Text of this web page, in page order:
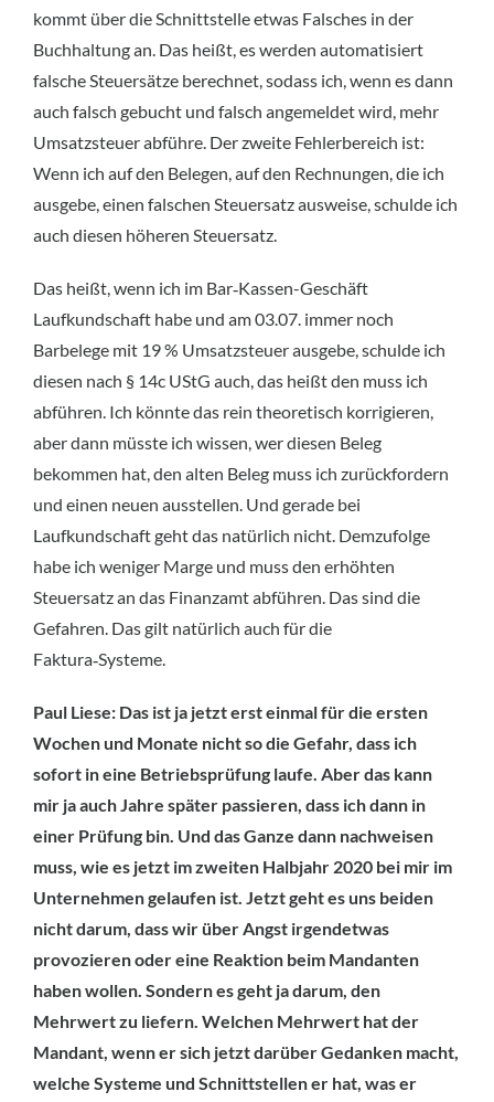
kommt über die Schnittstelle etwas Falsches in der
Buchhaltung an. Das heißt, es werden automatisiert
falsche Steuersätze berechnet, sodass ich, wenn es dann
auch falsch gebucht und falsch angemeldet wird, mehr
Umsatzsteuer abführe. Der zweite Fehlerbereich ist:
Wenn ich auf den Belegen, auf den Rechnungen, die ich
ausgebe, einen falschen Steuersatz ausweise, schulde ich
auch diesen höheren Steuersatz.
Das heißt, wenn ich im Bar‑Kassen-Geschäft
Laufkundschaft habe und am 03.07. immer noch
Barbelege mit 19 % Umsatzsteuer ausgebe, schulde ich
diesen nach § 14c UStG auch, das heißt den muss ich
abführen. Ich könnte das rein theoretisch korrigieren,
aber dann müsste ich wissen, wer diesen Beleg
bekommen hat, den alten Beleg muss ich zurückfordern
und einen neuen ausstellen. Und gerade bei
Laufkundschaft geht das natürlich nicht. Demzufolge
habe ich weniger Marge und muss den erhöhten
Steuersatz an das Finanzamt abführen. Das sind die
Gefahren. Das gilt natürlich auch für die
Faktura‑Systeme.
Paul Liese: Das ist ja jetzt erst einmal für die ersten
Wochen und Monate nicht so die Gefahr, dass ich
sofort in eine Betriebsprüfung laufe. Aber das kann
mir ja auch Jahre später passieren, dass ich dann in
einer Prüfung bin. Und das Ganze dann nachweisen
muss, wie es jetzt im zweiten Halbjahr 2020 bei mir im
Unternehmen gelaufen ist. Jetzt geht es uns beiden
nicht darum, dass wir über Angst irgendetwas
provozieren oder eine Reaktion beim Mandanten
haben wollen. Sondern es geht ja darum, den
Mehrwert zu liefern. Welchen Mehrwert hat der
Mandant, wenn er sich jetzt darüber Gedanken macht,
welche Systeme und Schnittstellen er hat, was er